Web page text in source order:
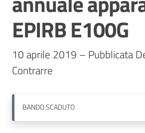
Contatti
EPIRB E100G
10 aprile 2019 – Pubblicata
Contrarre
BANDOSCADUTO